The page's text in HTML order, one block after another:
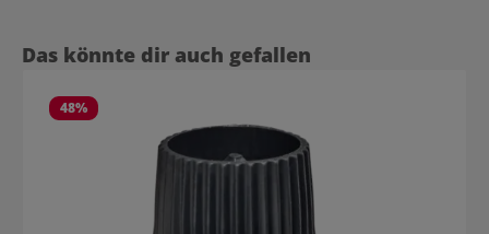
Produktgalerie überspringen
Das könnte dir auch gefallen
48%